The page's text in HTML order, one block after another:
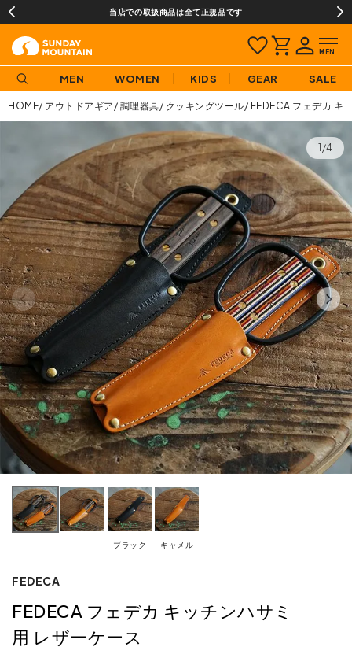
当店での取扱商品は全て正規品です
MEN WOMEN KIDS GEAR SALE
HOME アウトドアギア 調理器具 クッキングツール FEDECA フェデカ キ
1/4
ブラック キャメル
FEDECA
FEDECA フェデカ キッチンハサミ
用 レザーケース